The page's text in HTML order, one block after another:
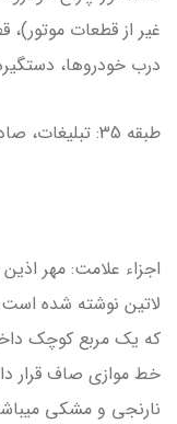
غير از قطعات موتور)،
درب خودروها،
طبقه 35: تبليغات، صادرات، خريد و فروش،
لاتين نوشته شده
كه يك مربع كوچك
نارنجي و مشكي